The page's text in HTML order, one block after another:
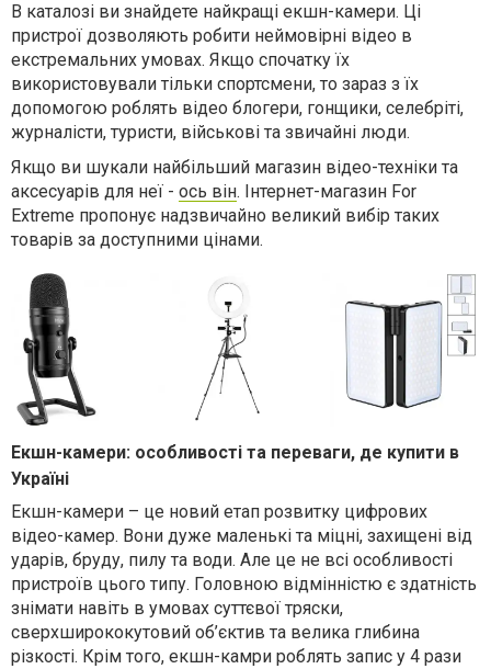
В каталозі ви знайдете найкращі екшн-камери. Ці
пристрої дозволяють робити неймовірні відео в
екстремальних умовах. Якщо спочатку їх
використовували тільки спортсмени, то зараз з їх
допомогою роблять відео блогери, гонщики, селебріті,
журналісти, туристи, військові та звичайні люди.
Якщо ви шукали найбільший магазин відео-техніки та
аксесуарів для неї - ось він. Інтернет-магазин For
Extreme пропонує надзвичайно великий вибір таких
товарів за доступними цінами.
Екшн-камери: особливості та переваги, де купити в
Україні
Екшн-камери – це новий етап розвитку цифрових
відео-камер. Вони дуже маленькі та міцні, захищені від
ударів, бруду, пилу та води. Але це не всі особливості
пристроїв цього типу. Головною відмінністю є здатність
знімати навіть в умовах суттєвої тряски,
сверхширококутовий об’єктив та велика глибина
різкості. Крім того, екшн-камри роблять запис у 4 рази